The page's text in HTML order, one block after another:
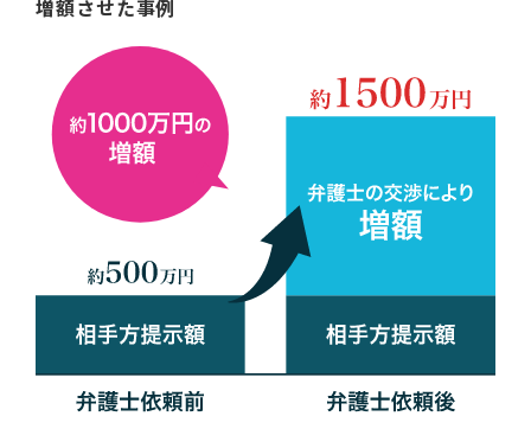
増額させた事例